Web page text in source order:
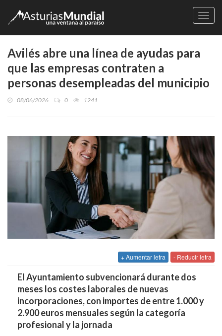
Avilés abre una línea de ayudas para
que las empresas contraten a
personas desempleadas del municipio
08/06/2026 0 1241
+ Aumentar letra - Reducir letra
El Ayuntamiento subvencionará durante dos
meses los costes laborales de nuevas
incorporaciones, con importes de entre 1.000 y
2.900 euros mensuales según la categoría
profesional y la jornada